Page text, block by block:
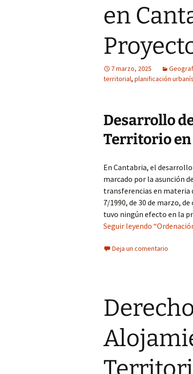
en
7 marzo, 2025
territorial, planificación
Desarrollo
Territorio
En Cantabria, el
marcado por la asunción
transferencias en materia
7/1990, de 30 de marzo,
tuvo ningún efecto en la
Seguir leyendo
Deja un comentario